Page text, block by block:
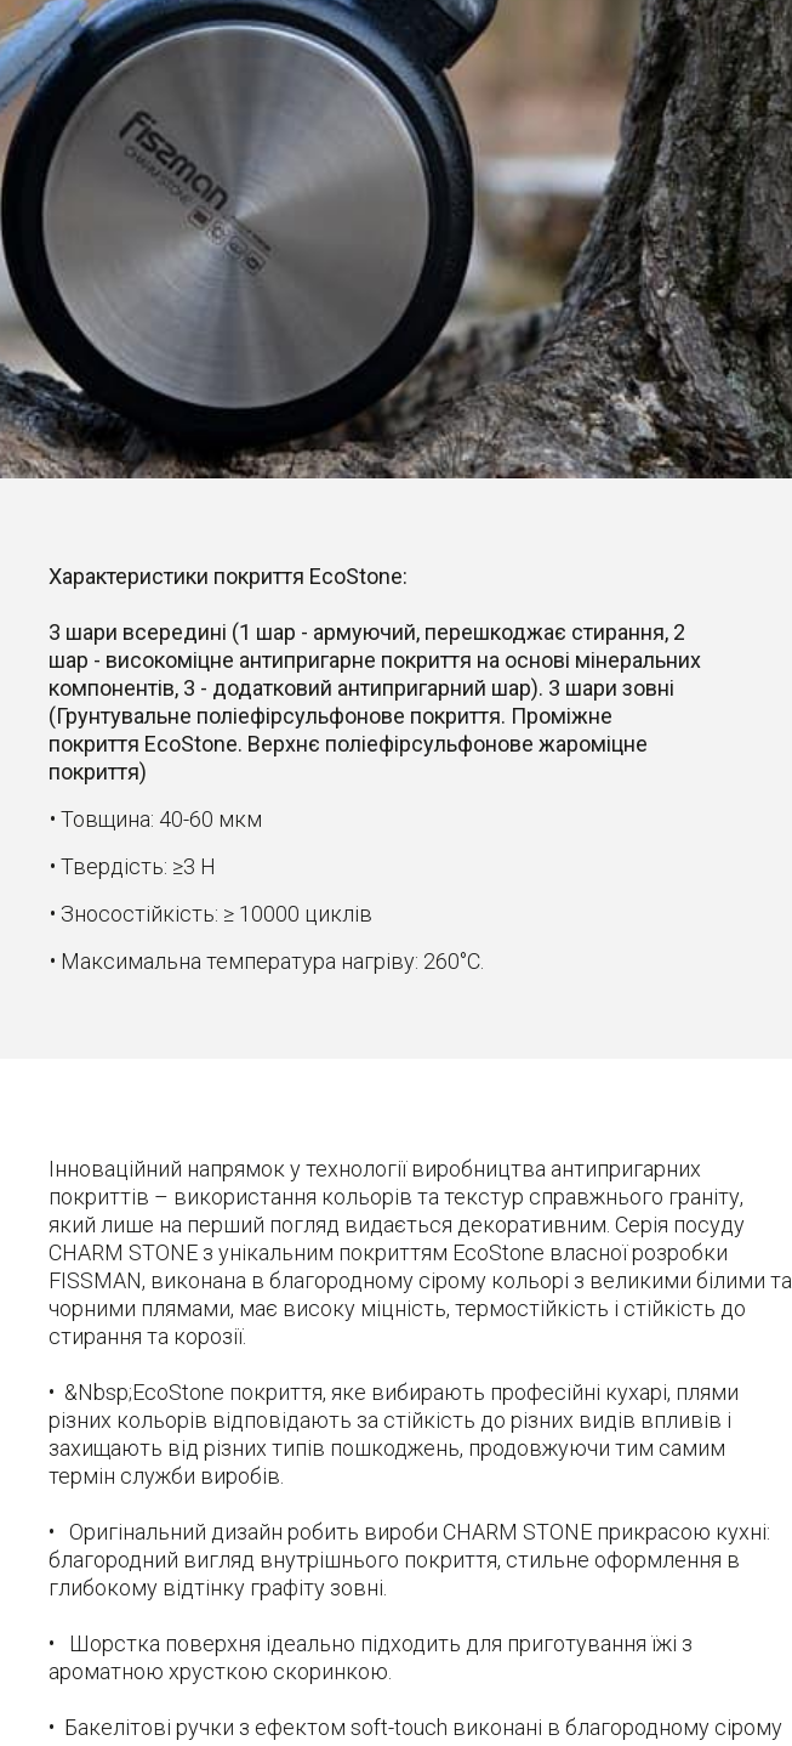
Характеристики покриття EcoStone:
3 шари всередині (1 шар - армуючий, перешкоджає стирання, 2
шар - високоміцне антипригарне покриття на основі мінеральних
компонентів, 3 - додатковий антипригарний шар). 3 шари зовні
(Грунтувальне поліефірсульфонове покриття. Проміжне
покриття EcoStone. Верхнє поліефірсульфонове жароміцне
покриття)
Товщина: 40-60 мкм
Твердість: ≥3 H
Зносостійкість: ≥ 10000 циклів
Максимальна температура нагріву: 260°С.
Інноваційний напрямок у технології виробництва антипригарних
покриттів – використання кольорів та текстур справжнього граніту,
який лише на перший погляд видається декоративним. Серія посуду
CHARM STONE з унікальним покриттям EcoStone власної розробки
FISSMAN, виконана в благородному сірому кольорі з великими білими та
чорними плямами, має високу міцність, термостійкість і стійкість до
стирання та корозії.
• &Nbsp;EcoStone покриття, яке вибирають професійні кухарі, плями
різних кольорів відповідають за стійкість до різних видів впливів і
захищають від різних типів пошкоджень, продовжуючи тим самим
термін служби виробів.
• Оригінальний дизайн робить вироби CHARM STONE прикрасою кухні:
благородний вигляд внутрішнього покриття, стильне оформлення в
глибокому відтінку графіту зовні.
• Шорстка поверхня ідеально підходить для приготування їжі з
ароматною хрусткою скоринкою.
• Бакелітові ручки з ефектом soft-touch виконані в благородному сірому